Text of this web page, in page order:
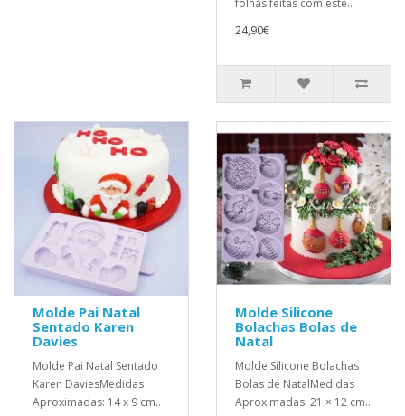
folhas feitas com este..
24,90€
Molde Pai Natal
Sentado Karen
Davies
Molde Pai Natal Sentado
Karen DaviesMedidas
Aproximadas: 14 x 9 cm..
Molde Silicone
Bolachas Bolas de
Natal
Molde Silicone Bolachas
Bolas de NatalMedidas
Aproximadas: 21 × 12 cm..